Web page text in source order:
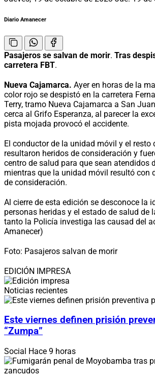
Diario Amanecer
Pasajeros se salvan de morir. Tras
carretera FBT.
Nueva Cajamarca. Ayer en horas de la
color rojo se despistó en la carretera
Terry, tramo Nueva Cajamarca a San
cerca al Grifo Esperanza, al parecer la
pista mojada provocó el accidente.
El conductor de la unidad móvil y el resto
resultaron heridos de consideración y
centro de salud para que sean atendidos
mientras que la unidad móvil resultó con
de consideración.
Al cierre de esta edición se desconoce la
personas heridas y el estado de salud de
tanto la Policía investiga las causad del
Amanecer)
Foto: Pasajeros salvan de morir
EDICIÓN IMPRESA
Noticias recientes
Este viernes definen prisión
“Zumpa”
Social Hace 9 horas